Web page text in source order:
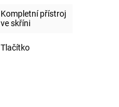
Kompletní přístroj
ve skříni
Tlačítko